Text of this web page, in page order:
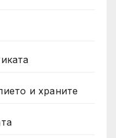
и храните